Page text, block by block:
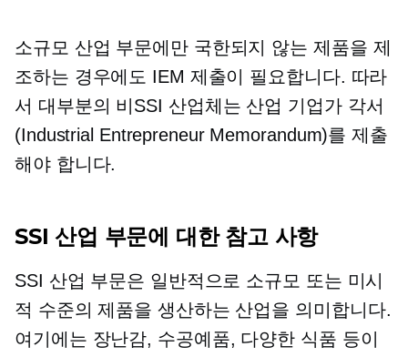
소규모 산업 부문에만 국한되지 않는 제품을 제
조하는 경우에도 IEM 제출이 필요합니다. 따라
서 대부분의 비SSI 산업체는 산업 기업가 각서
(Industrial Entrepreneur Memorandum)를 제출
해야 합니다.
SSI 산업 부문에 대한 참고 사항
SSI 산업 부문은 일반적으로 소규모 또는 미시
적 수준의 제품을 생산하는 산업을 의미합니다.
여기에는 장난감, 수공예품, 다양한 식품 등이